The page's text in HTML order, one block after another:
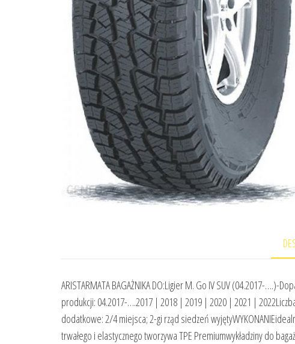
ARISTARMATA BAGAŻNIKA DO:Ligier M. Go IV SUV (04.2017-….)-
produkcji: 04.2017-….2017 | 2018 | 2019 | 2020 | 2021 |
dodatkowe: 2/4 miejsca; 2-gi rząd siedzeń
trwałego i elastycznego tworzywa TPE Premiumwykładziny do